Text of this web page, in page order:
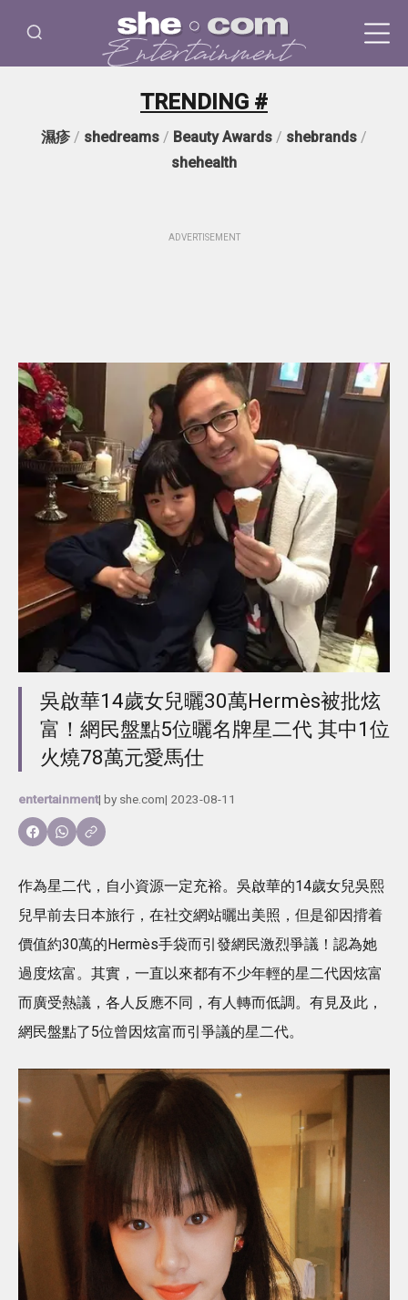
TRENDING #
濕疹 / shedreams / Beauty Awards / shebrands /
shehealth
ADVERTISEMENT
吳啟華14歲女兒曬30萬Hermès被批炫
富！網民盤點5位曬名牌星二代 其中1位
火燒78萬元愛馬仕
entertainment| by she.com| 2023-08-11
作為星二代，自小資源一定充裕。吳啟華的14歲女兒吳熙
兒早前去日本旅行，在社交網站曬出美照，但是卻因揹着
價值約30萬的Hermès手袋而引發網民激烈爭議！認為她
過度炫富。其實，一直以來都有不少年輕的星二代因炫富
而廣受熱議，各人反應不同，有人轉而低調。有見及此，
網民盤點了5位曾因炫富而引爭議的星二代。